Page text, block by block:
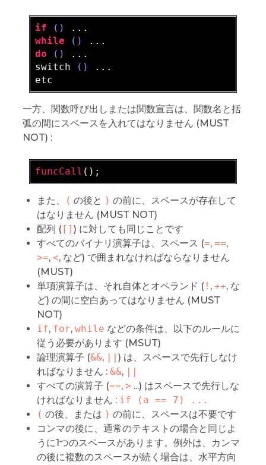
if ()
while
()
do
()
...
switch
()
...
一方、関数呼び出しまたは関数宣言は、関数名と括
弧の間にスペースを入れてはなりません (MUST
NOT) :
funcCall
また、 ( の後と ) の前に、スペースが存在して
はなりません (MUST NOT)
配列 ([] ) に対しても同じことです
すべてのバイナリ演算子は、スペース (=, ==,
>=, <, など) で囲まれなければならなりません
(MUST)
単項演算子は、それ自体とオペランド (! , ++, な
ど) の間に空白あってはなりません (MUST
NOT)
if, for, while などの条件は、以下のルールに
従う必要があります (MSUT)
論理演算子 (&&,
) は、スペースで先行しなけ
ればなりません : &&,
すべての演算子 (==, > ...) はスペースで先行しな
ければなりません : if (a == 7) ...
( の後、または ) の前に、スペースは不要です
コンマの後に、通常のテキストの場合と同じよ
うに1つのスペースがあります。例外は、カンマ
の後に複数のスペースが続く場合は、水平方向